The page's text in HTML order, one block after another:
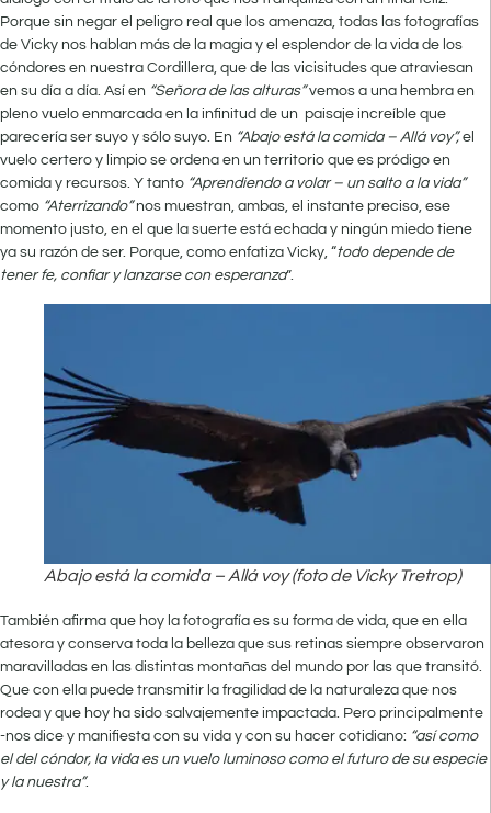
Porque sin negar el peligro real que los amenaza, todas las fotografías
de Vicky nos hablan más de la magia y el esplendor de la vida de los
cóndores en nuestra Cordillera, que de las vicisitudes que atraviesan
en su día a día. Así en “Señora de las alturas”vemos a una hembra en
pleno vuelo enmarcada en la infinitud de un paisaje increíble que
parecería ser suyo y sólo suyo. En “Abajo está la comida – Allá voy”,el
vuelo certero y limpio se ordena en un territorio que es pródigo en
comida y recursos. Y tanto “Aprendiendo a volar – un salto a la vida”
como “Aterrizando”nos muestran, ambas, el instante preciso, ese
momento justo, en el que la suerte está echada y ningún miedo tiene
ya su razón de ser. Porque, como enfatiza Vicky, “todo depende de
tener fe, confiar y lanzarse con esperanza”.
Abajo está la comida – Allá voy (foto de Vicky Tretrop)
También afirma que hoy la fotografía es su forma de vida, que en ella
atesora y conserva toda la belleza que sus retinas siempre observaron
maravilladas en las distintas montañas del mundo por las que transitó.
Que con ella puede transmitir la fragilidad de la naturaleza que nos
rodea y que hoy ha sido salvajemente impactada. Pero principalmente
-nos dice y manifiesta con su vida y con su hacer cotidiano: “así como
el del cóndor, la vida es un vuelo luminoso como el futuro de su especie
y la nuestra”.